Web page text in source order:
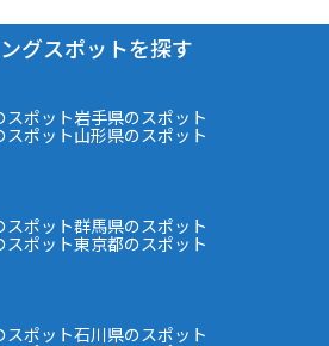
グスポットを探す
スポット岩手県のスポット
スポット山形県のスポット
スポット群馬県のスポット
スポット東京都のスポット
スポット石川県のスポット